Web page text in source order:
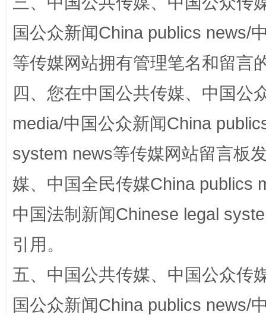
阿坝州三大球赛在茂县开幕 规模
国家大学科技园优化重塑工作
国公众新闻China publics news/
等传媒网站拥有管理笔名和留言
四、您在中国公共传媒、中国公
media/中国公众新闻China
system news等传媒网站留言板
媒、中国全民传媒China publics
中国法制新闻Chinese legal
引用。
五、中国公共传媒、中国公众传
国公众新闻China publics news/